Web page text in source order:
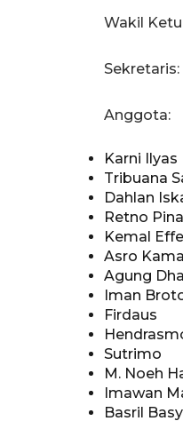
Wakil
Anggota:
Karni Ilyas
Tribuana
Dahlan
Retno
Kemal
Asro
Agung
Iman
Firdaus
Sutrimo
M. Noeh
Imawan
Basril